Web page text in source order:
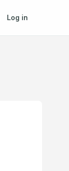
Log in